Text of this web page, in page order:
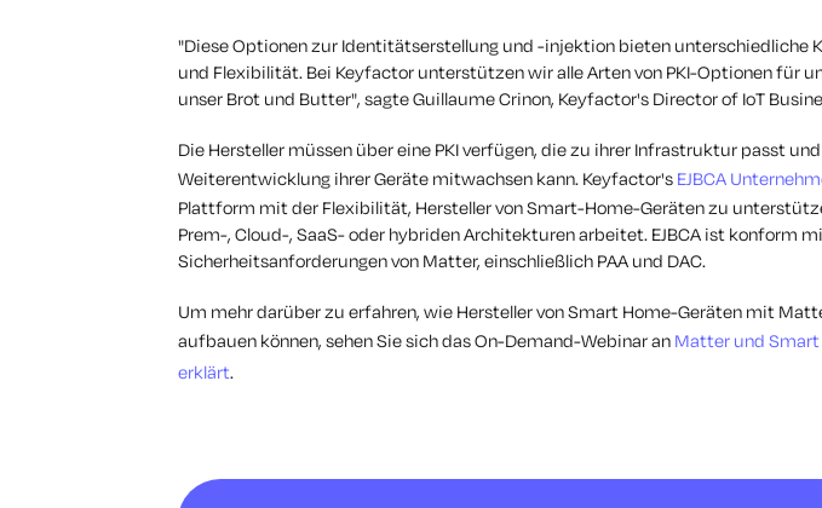
"Diese Optionen zur Identitätserstellung und -injektion bieten unterschiedliche
und Flexibilität. Bei Keyfactor unterstützen wir alle Arten von PKI-Optionen für
unser Brot und Butter", sagte Guillaume Crinon, Keyfactor's Director of IoT
Die Hersteller müssen über eine PKI verfügen, die zu ihrer Infrastruktur passt
Weiterentwicklung ihrer Geräte mitwachsen kann. Keyfactor's EJBCA
Plattform mit der Flexibilität, Hersteller von Smart-Home-Geräten zu
Prem-, Cloud-, SaaS- oder hybriden Architekturen arbeitet. EJBCA ist konform
Sicherheitsanforderungen von Matter, einschließlich PAA und DAC.
Um mehr darüber zu erfahren, wie Hersteller von Smart Home-Geräten mit
aufbauen können, sehen Sie sich das On-Demand-Webinar an Matter und
erklärt.